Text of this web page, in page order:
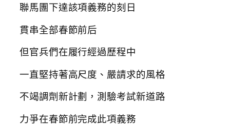
聯馬團下達該項義務的刻日
貫串全部春節前后
但官兵們在履行經過歷程中
一直堅持著高尺度、嚴請求的風格
不竭調劑新計劃，測驗考試新道路
力爭在春節前完成此項義務